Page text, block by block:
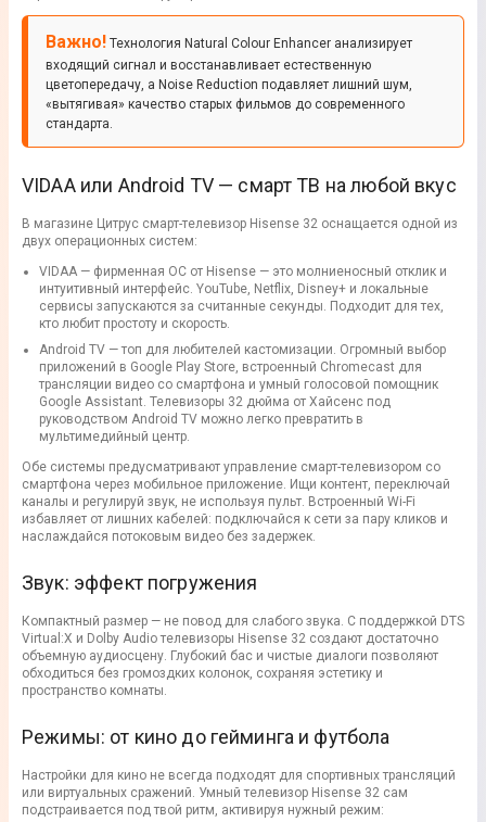
Важно! Технология Natural Colour Enhancer анализирует
входящий сигнал и восстанавливает естественную
цветопередачу, а Noise Reduction подавляет лишний шум,
«вытягивая» качество старых фильмов до современного
стандарта.
VIDAA или Android TV — смарт ТВ на любой вкус
В магазине Цитрус смарт-телевизор Hisense 32 оснащается одной из
двух операционных систем:
VIDAA — фирменная ОС от Hisense — это молниеносный отклик и
интуитивный интерфейс. YouTube, Netflix, Disney+ и локальные
сервисы запускаются за считанные секунды. Подходит для тех,
кто любит простоту и скорость.
Android TV — топ для любителей кастомизации. Огромный выбор
приложений в Google Play Store, встроенный Chromecast для
трансляции видео со смартфона и умный голосовой помощник
Google Assistant. Телевизоры 32 дюйма от Хайсенс под
руководством Android TV можно легко превратить в
мультимедийный центр.
Обе системы предусматривают управление смарт-телевизором со
смартфона через мобильное приложение. Ищи контент, переключай
каналы и регулируй звук, не используя пульт. Встроенный Wi-Fi
избавляет от лишних кабелей: подключайся к сети за пару кликов и
наслаждайся потоковым видео без задержек.
Звук: эффект погружения
Компактный размер — не повод для слабого звука. С поддержкой DTS
Virtual:X и Dolby Audio телевизоры Hisense 32 создают достаточно
объемную аудиосцену. Глубокий бас и чистые диалоги позволяют
обходиться без громоздких колонок, сохраняя эстетику и
пространство комнаты.
Режимы: от кино до гейминга и футбола
Настройки для кино не всегда подходят для спортивных трансляций
или виртуальных сражений. Умный телевизор Hisense 32 сам
подстраивается под твой ритм, активируя нужный режим: